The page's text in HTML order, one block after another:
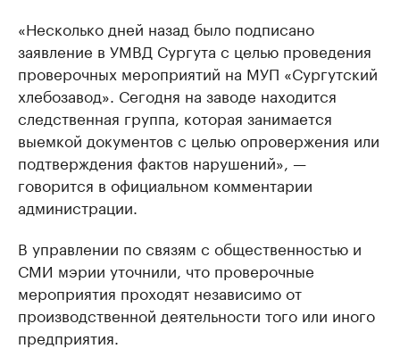
«Несколько дней назад было подписано
заявление в УМВД Сургута с целью проведения
проверочных мероприятий на МУП «Сургутский
хлебозавод». Сегодня на заводе находится
следственная группа, которая занимается
выемкой документов с целью опровержения или
подтверждения фактов нарушений», —
говорится в официальном комментарии
администрации.
В управлении по связям с общественностью и
СМИ мэрии уточнили, что проверочные
мероприятия проходят независимо от
производственной деятельности того или иного
предприятия.